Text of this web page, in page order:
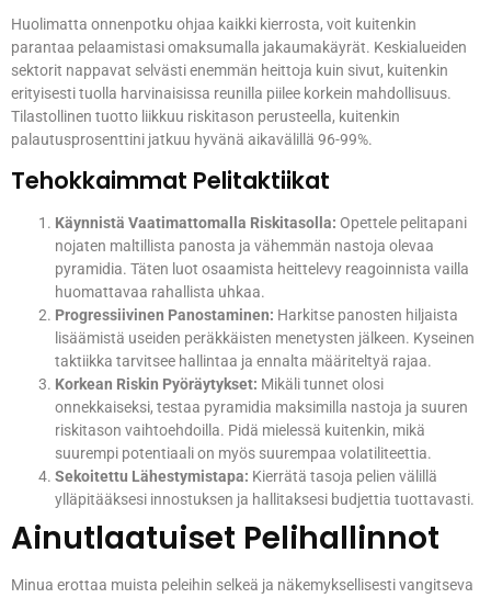
Huolimatta onnenpotku ohjaa kaikki kierrosta, voit kuitenkin
parantaa pelaamistasi omaksumalla jakaumakäyrät. Keskialueiden
sektorit nappavat selvästi enemmän heittoja kuin sivut, kuitenkin
erityisesti tuolla harvinaisissa reunilla piilee korkein mahdollisuus.
Tilastollinen tuotto liikkuu riskitason perusteella, kuitenkin
palautusprosenttini jatkuu hyvänä aikavälillä 96-99%.
Tehokkaimmat Pelitaktiikat
Käynnistä Vaatimattomalla Riskitasolla: Opettele pelitapani
nojaten maltillista panosta ja vähemmän nastoja olevaa
pyramidia. Täten luot osaamista heittelevy reagoinnista vailla
huomattavaa rahallista uhkaa.
Progressiivinen Panostaminen: Harkitse panosten hiljaista
lisäämistä useiden peräkkäisten menetysten jälkeen. Kyseinen
taktiikka tarvitsee hallintaa ja ennalta määriteltyä rajaa.
Korkean Riskin Pyöräytykset: Mikäli tunnet olosi
onnekkaiseksi, testaa pyramidia maksimilla nastoja ja suuren
riskitason vaihtoehdoilla. Pidä mielessä kuitenkin, mikä
suurempi potentiaali on myös suurempaa volatiliteettia.
Sekoitettu Lähestymistapa: Kierrätä tasoja pelien välillä
ylläpitääksesi innostuksen ja hallitaksesi budjettia tuottavasti.
Ainutlaatuiset Pelihallinnot
Minua erottaa muista peleihin selkeä ja näkemyksellisesti vangitseva